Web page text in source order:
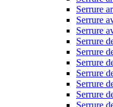
Serrure
Serrure
Serrure
Serrure
Serrure
Serrure
Serrure
Serrure
Serrure
Serrure